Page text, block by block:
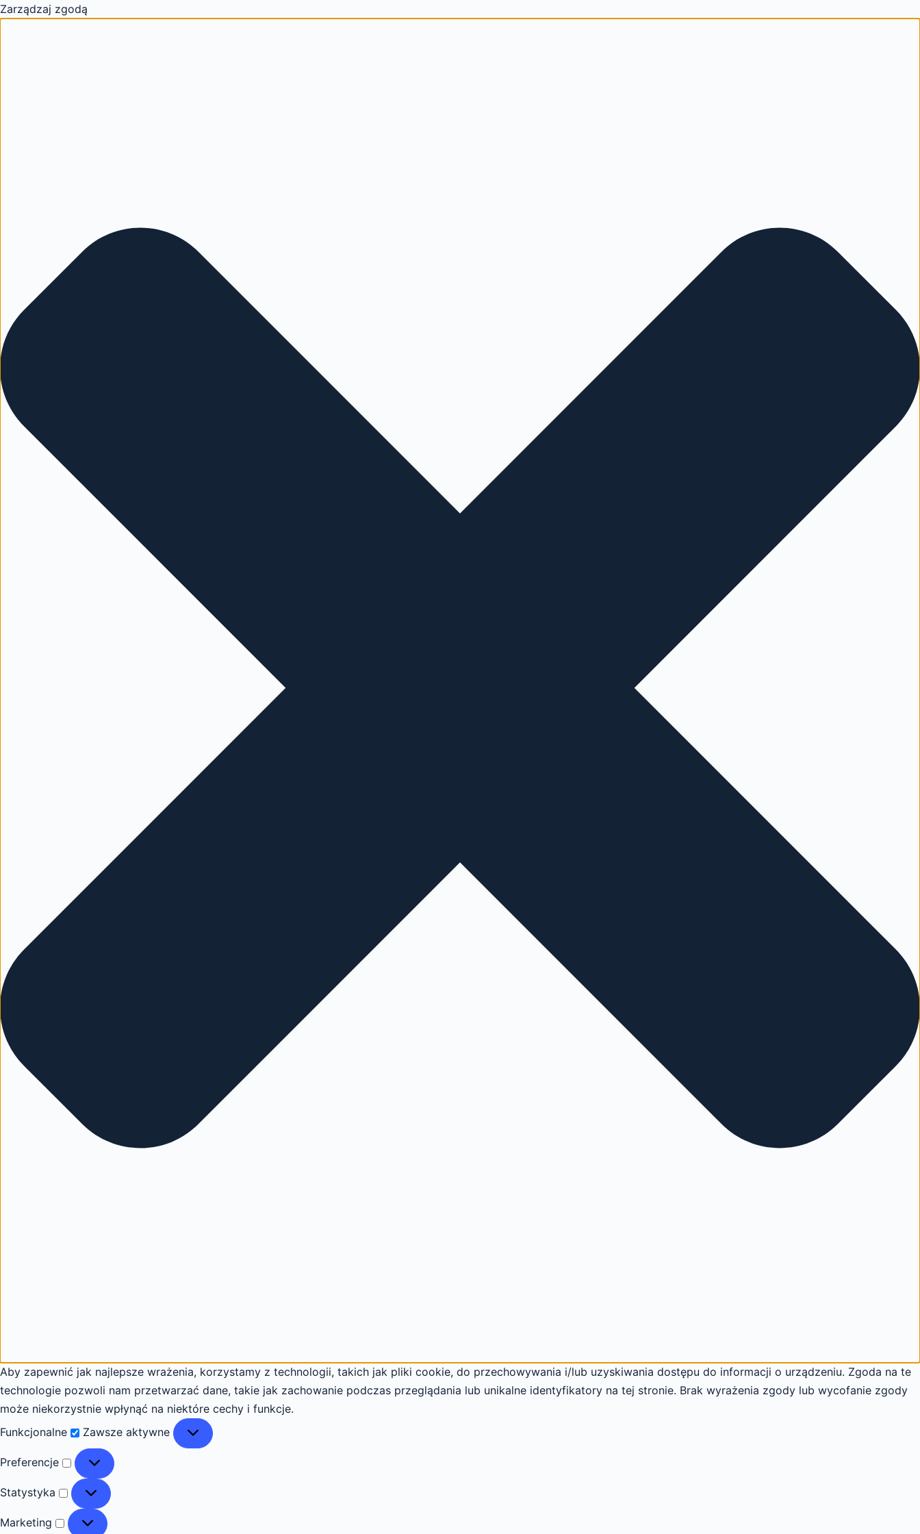
Zarządzaj zgodą
Aby zapewnić jak najlepsze wrażenia, korzystamy z technologii, takich jak pliki cookie, do przechowywania i/lub uzyskiwania dostępu do informacji o urządzeniu. Zgoda na te
technologie pozwoli nam przetwarzać dane, takie jak zachowanie podczas przeglądania lub unikalne identyfikatory na tej stronie. Brak wyrażenia zgody lub wycofanie zgody
może niekorzystnie wpłynąć na niektóre cechy i funkcje.
Funkcjonalne
Funkcjonalne
Zawsze aktywne
Preferencje Preferencje
Statystyka Statystyka
Marketing Marketing